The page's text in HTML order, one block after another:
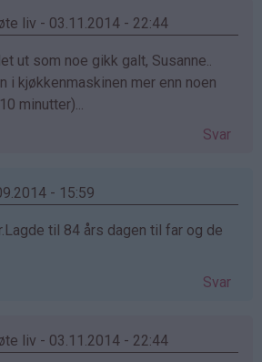
liv - 03.11.2014 - 22:44
ut som noe gikk galt, Susanne..
i kjøkkenmaskinen mer enn noen
minutter)...
Svar
- 15:59
til 84 års dagen til far og de
Svar
liv - 03.11.2014 - 22:44